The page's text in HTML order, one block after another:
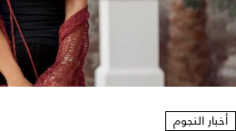
أخبار النجوم